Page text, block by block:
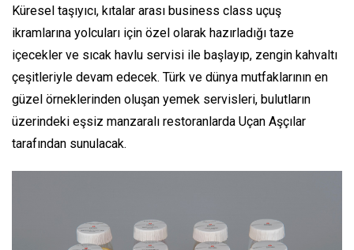
Küresel taşıyıcı, kıtalar arası business class uçuş
ikramlarına yolcuları için özel olarak hazırladığı taze
içecekler ve sıcak havlu servisi ile başlayıp, zengin kahvaltı
çeşitleriyle devam edecek. Türk ve dünya mutfaklarının en
güzel örneklerinden oluşan yemek servisleri, bulutların
üzerindeki eşsiz manzaralı restoranlarda Uçan Aşçılar
tarafından sunulacak.